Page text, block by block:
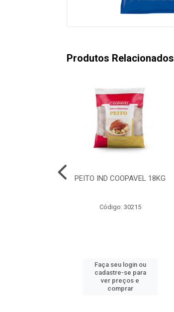
Produtos Relacionados
PEITO IND COOPAVEL 18KG
Código: 30215
Faça seu login ou
cadastre-se para
ver preços e
comprar